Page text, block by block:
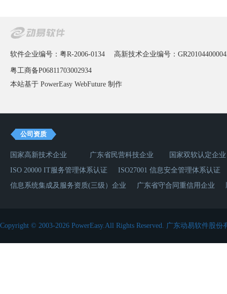
软件企业编号：粤R-2006-0134 高新技术企业编号：
粤工商备P06811703002934
本站基于 PowerEasy WebFuture 制作
公司资质
国家高新技术企业 广东省民营科技企业
国家双软认定企业
ISO 20000 IT服务管理体系认证
ISO27001 信息安全管理体系认证
信息系统集成及服务资质(三级）企业
广东省守合同重信用企业
Copyright © 2003-2026 PowerEasy.All Rights Reserved. 广东动易软件股份